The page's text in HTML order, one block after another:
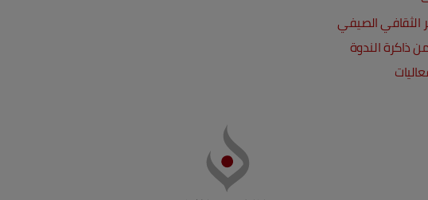
الثقافي الصيفي
ذاكرة الندوة